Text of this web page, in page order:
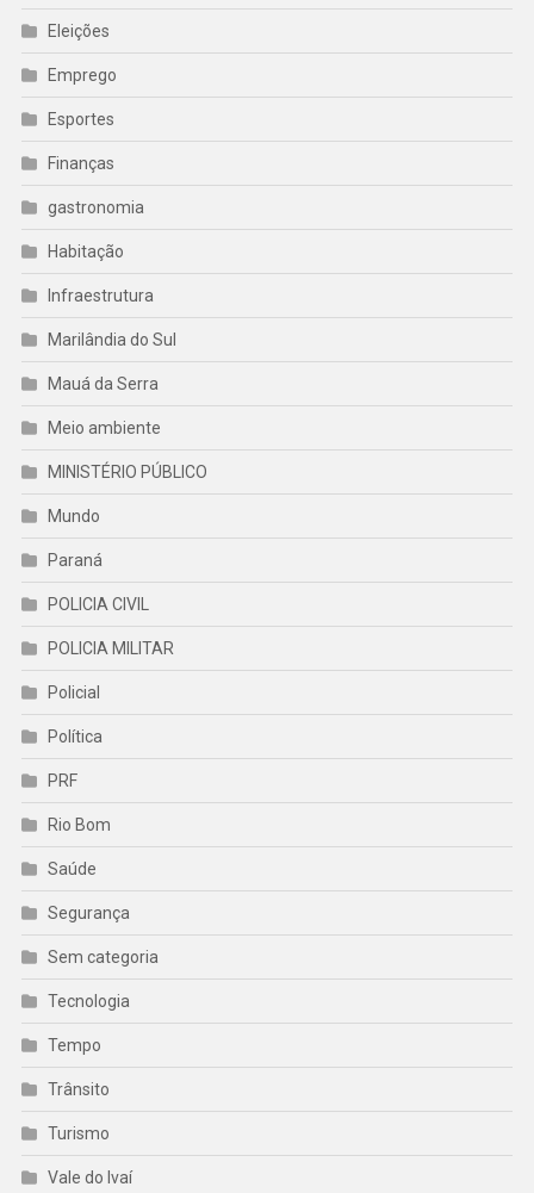
Eleições
Emprego
Esportes
Finanças
gastronomia
Habitação
Infraestrutura
Marilândia do Sul
Mauá da Serra
Meio ambiente
MINISTÉRIO PÚBLICO
Mundo
Paraná
POLICIA CIVIL
POLICIA MILITAR
Policial
Política
PRF
Rio Bom
Saúde
Segurança
Sem categoria
Tecnologia
Tempo
Trânsito
Turismo
Vale do Ivaí